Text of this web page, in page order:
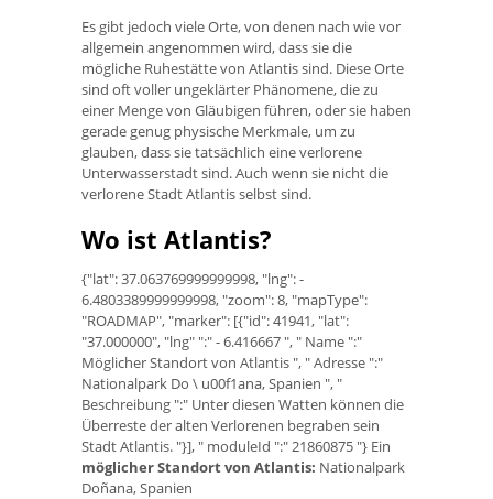
Es gibt jedoch viele Orte, von denen nach wie vor
allgemein angenommen wird, dass sie die
mögliche Ruhestätte von Atlantis sind. Diese Orte
sind oft voller ungeklärter Phänomene, die zu
einer Menge von Gläubigen führen, oder sie haben
gerade genug physische Merkmale, um zu
glauben, dass sie tatsächlich eine verlorene
Unterwasserstadt sind. Auch wenn sie nicht die
verlorene Stadt Atlantis selbst sind.
Wo ist Atlantis?
{"lat": 37.063769999999998, "lng": -
6.4803389999999998, "zoom": 8, "mapType":
"ROADMAP", "marker": [{"id": 41941, "lat":
"37.000000", "lng" ":" - 6.416667 ", " Name ":"
Möglicher Standort von Atlantis ", " Adresse ":"
Nationalpark Do \ u00f1ana, Spanien ", "
Beschreibung ":" Unter diesen Watten können die
Überreste der alten Verlorenen begraben sein
Stadt Atlantis. "}], " moduleId ":" 21860875 "} Ein
möglicher Standort von Atlantis: Nationalpark
Doñana, Spanien